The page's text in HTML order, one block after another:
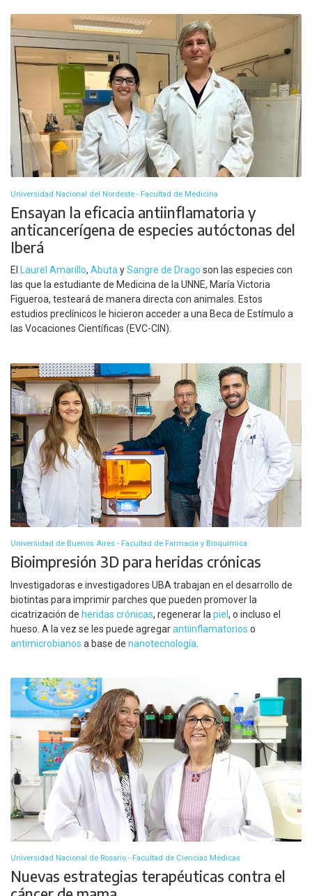
Universidad Nacional del Nordeste - Facultad de Medicina
Ensayan la eficacia antiinflamatoria y
anticancerígena de especies autóctonas del
Iberá
El Laurel Amarillo, AbutaySangre de Drago son las especies con
las que la estudiante de Medicina de la UNNE, María Victoria
Figueroa, testeará de manera directa con animales. Estos
estudios preclínicos le hicieron acceder a una Beca de Estímulo a
las Vocaciones Científicas (EVC-CIN).
Universidad de Buenos Aires - Facultad de Farmacia y Bioquímica
Bioimpresión 3D para heridas crónicas
Investigadoras e investigadores UBA trabajan en el desarrollo de
biotintas para imprimir parches que pueden promover la
cicatrización de heridas crónicas, regenerar la piel , o incluso el
hueso. A la vez se les puede agregarantiinflamatorios o
antimicrobianos a base de nanotecnología
Universidad Nacional de Rosario - Facultad de Ciencias Médicas
Nuevas estrategias terapéuticas contra el